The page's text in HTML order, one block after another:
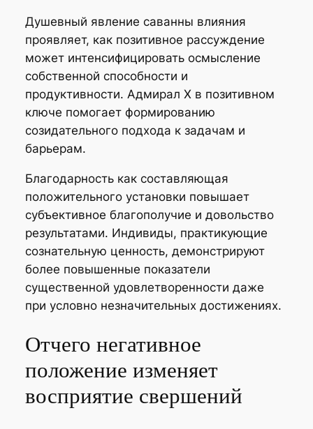
Душевный явление саванны влияния
проявляет, как позитивное рассуждение
может интенсифицировать осмысление
собственной способности и
продуктивности. Адмирал Х в позитивном
ключе помогает формированию
созидательного подхода к задачам и
барьерам.
Благодарность как составляющая
положительного установки повышает
субъективное благополучие и довольство
результатами. Индивиды, практикующие
сознательную ценность, демонстрируют
более повышенные показатели
существенной удовлетворенности даже
при условно незначительных достижениях.
Отчего негативное
положение изменяет
восприятие свершений